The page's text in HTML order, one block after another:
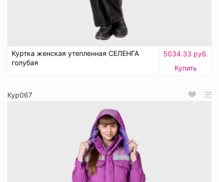
Куртка женская утепленная СЕЛЕНГА
голубая
5034.33 руб.
Купить
Кур067